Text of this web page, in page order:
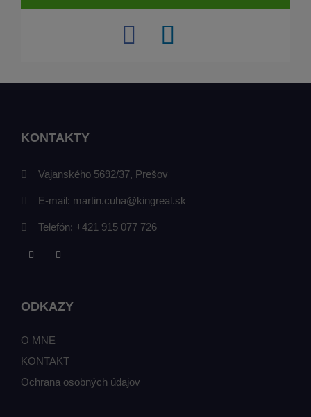
KONTAKTY
Vajanského 5692/37, Prešov
E-mail: martin.cuha@kingreal.sk
Telefón: +421 915 077 726
ODKAZY
O MNE
KONTAKT
Ochrana osobných údajov